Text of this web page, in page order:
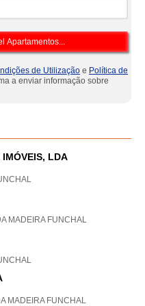
de Utilização e Política de
a enviar informação sobre
IMÓVEIS, LDA
MADEIRA FUNCHAL
MADEIRA FUNCHAL